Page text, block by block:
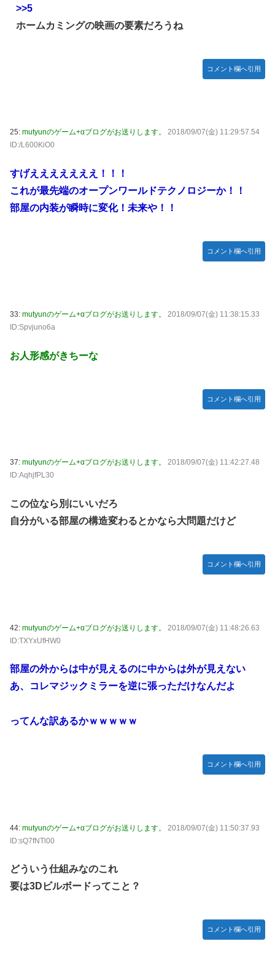
>>5
ホームカミングの映画の要素だろうね
コメント欄へ引用
25: mutyunのゲーム+αブログがお送りします。
2018/09/07(金) 11:29:57.54
ID:/L600KiO0
すげえええええええ！！！
これが最先端のオープンワールドテクノロジーか！！
部屋の内装が瞬時に変化！未来や！！
コメント欄へ引用
33: mutyunのゲーム+αブログがお送りします。
2018/09/07(金) 11:38:15.33
ID:Spvjuno6a
お人形感がきちーな
コメント欄へ引用
37: mutyunのゲーム+αブログがお送りします。
2018/09/07(金) 11:42:27.48
ID:AqhjfPL30
この位なら別にいいだろ
自分がいる部屋の構造変わるとかなら大問題だけど
コメント欄へ引用
42: mutyunのゲーム+αブログがお送りします。
2018/09/07(金) 11:48:26.63
ID:TXYxUfHW0
部屋の外からは中が見えるのに中からは外が見えない
あ、コレマジックミラーを逆に張っただけなんだよ
ってんな訳あるかｗｗｗｗｗ
コメント欄へ引用
44: mutyunのゲーム+αブログがお送りします。
2018/09/07(金) 11:50:37.93
ID:sQ7fNTl00
どういう仕組みなのこれ
要は3Dビルボードってこと？
コメント欄へ引用